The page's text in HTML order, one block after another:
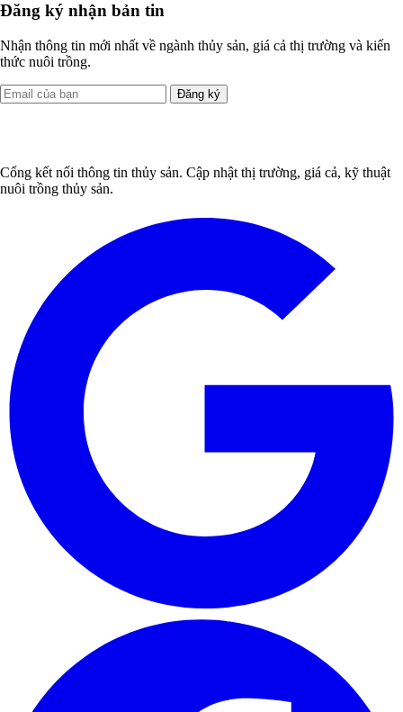
Đăng ký nhận bản tin
Nhận thông tin mới nhất về ngành thủy sản, giá cả thị trường và kiến
thức nuôi trồng.
Đăng ký
Cổng kết nối thông tin thủy sản. Cập nhật thị trường, giá cả, kỹ thuật
nuôi trồng thủy sản.